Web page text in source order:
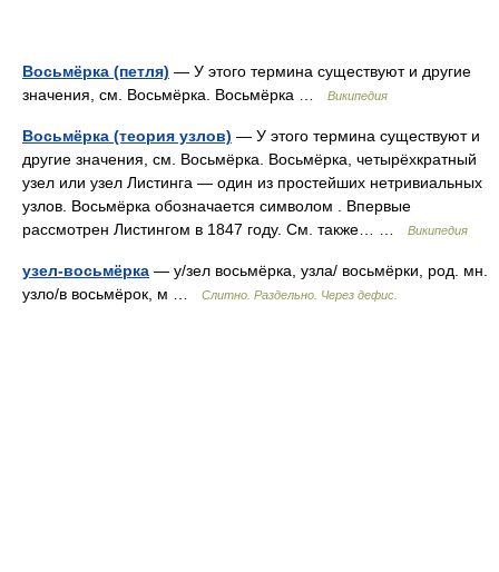
Восьмёрка (петля) — У этого термина существуют и другие
значения, см. Восьмёрка. Восьмёрка …
Википедия
Восьмёрка (теория узлов) — У этого термина существуют и
другие значения, см. Восьмёрка. Восьмёрка, четырёхкратный
узел или узел Листинга ― один из простейших нетривиальных
узлов. Восьмёрка обозначается символом . Впервые
рассмотрен Листингом в 1847 году. См. также… …
Википедия
узел-восьмёрка — у/зел восьмёрка, узла/ восьмёрки, род. мн.
узло/в восьмёрок, м …
Слитно. Раздельно. Через дефис.